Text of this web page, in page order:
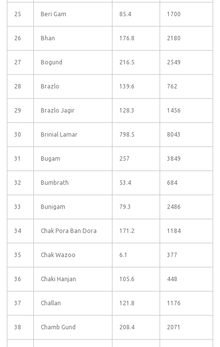
25 Beri Gam 85.4 1700
26 Bhan 176.8 2180
27 Bogund 216.5 2549
28 Brazlo 139.6 762
29 Brazlo Jagir 128.3 1456
30 Brinial Lamar 798.5 8043
31 Bugam 257 3849
32 Bumbrath 53.4 684
33 Bunigam 79.3 2486
34 Chak Pora Ban Dora 171.2 1184
35 Chak Wazoo 6.1 377
36 Chaki Hanjan 105.6 448
37 Challan 121.8 1176
38 Chamb Gund 208.4 2071